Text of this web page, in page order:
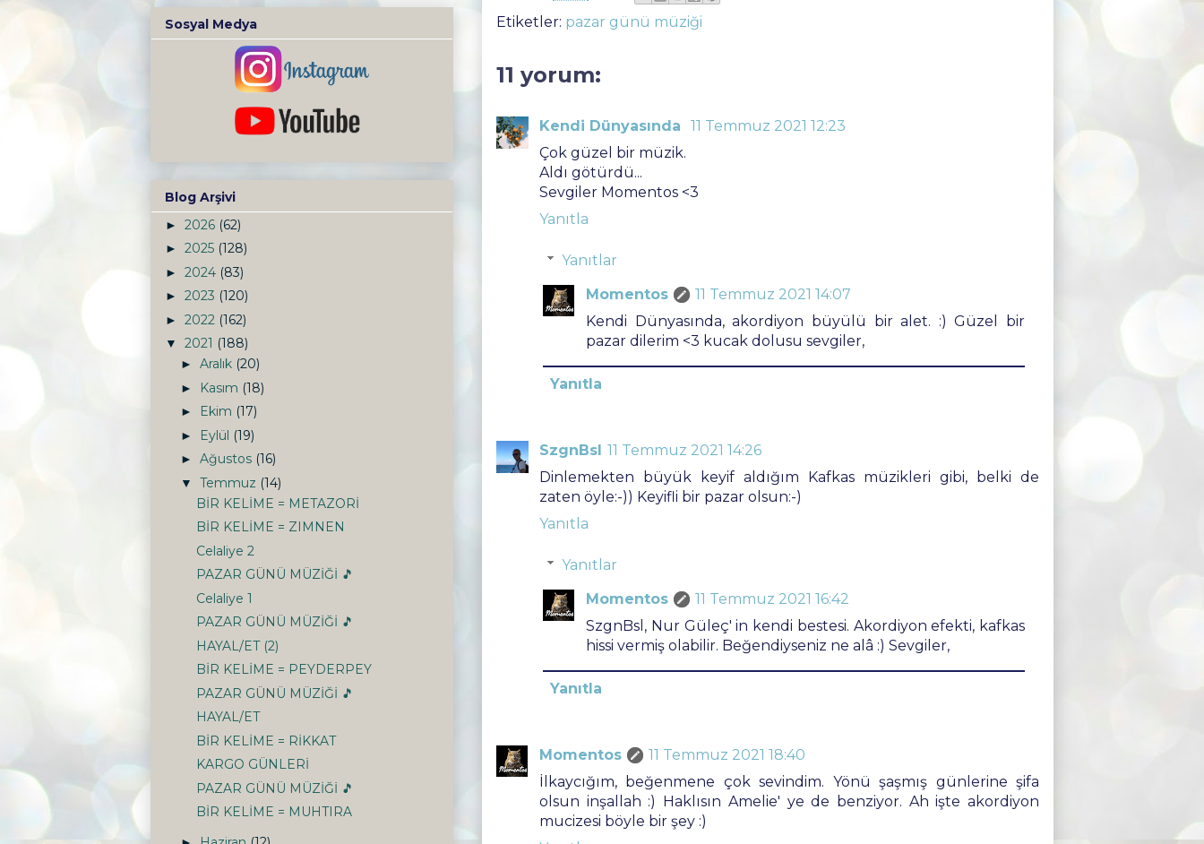
Etiketler: pazar günü müziği
11 yorum:
Kendi Dünyasında
11 Temmuz 2021 12:23
Çok güzel bir müzik.
Aldı götürdü...
Sevgiler Momentos <3
Yanıtla
Yanıtlar
Momentos
11 Temmuz 2021 14:07
Kendi Dünyasında, akordiyon büyülü bir alet. :) Güzel bir
pazar dilerim <3 kucak dolusu sevgiler,
Yanıtla
SzgnBsl 11 Temmuz 2021 14:26
Dinlemekten büyük keyif aldığım Kafkas müzikleri gibi, belki de
zaten öyle:-)) Keyifli bir pazar olsun:-)
Yanıtla
Yanıtlar
Momentos
11 Temmuz 2021 16:42
SzgnBsl, Nur Güleç' in kendi bestesi. Akordiyon efekti, kafkas
hissi vermiş olabilir. Beğendiyseniz ne alâ :) Sevgiler,
Yanıtla
Momentos
11 Temmuz 2021 18:40
İlkaycığım, beğenmene çok sevindim. Yönü şaşmış günlerine şifa
olsun inşallah :) Haklısın Amelie' ye de benziyor. Ah işte akordiyon
mucizesi böyle bir şey :)
Sosyal Medya
Blog Arşivi
► 2026 (62)
► 2025 (128)
► 2024 (83)
► 2023 (120)
► 2022 (162)
▼ 2021 (188)
► Aralık (20)
► Kasım (18)
► Ekim (17)
► Eylül (19)
► Ağustos (16)
▼ Temmuz (14)
BİR KELİME = METAZORİ
BİR KELİME = ZIMNEN
Celaliye 2
PAZAR GÜNÜ MÜZİĞİ 🎵
Celaliye 1
PAZAR GÜNÜ MÜZİĞİ 🎵
HAYAL/ET (2)
BİR KELİME = PEYDERPEY
PAZAR GÜNÜ MÜZİĞİ 🎵
HAYAL/ET
BİR KELİME = RİKKAT
KARGO GÜNLERİ
PAZAR GÜNÜ MÜZİĞİ 🎵
BİR KELİME = MUHTIRA